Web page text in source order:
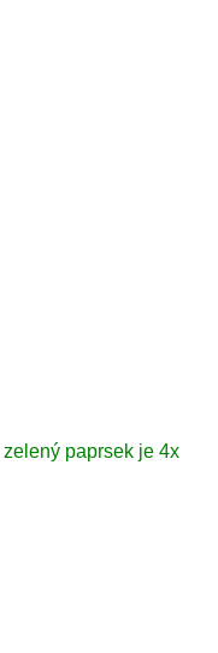
zelený paprsek je 4x